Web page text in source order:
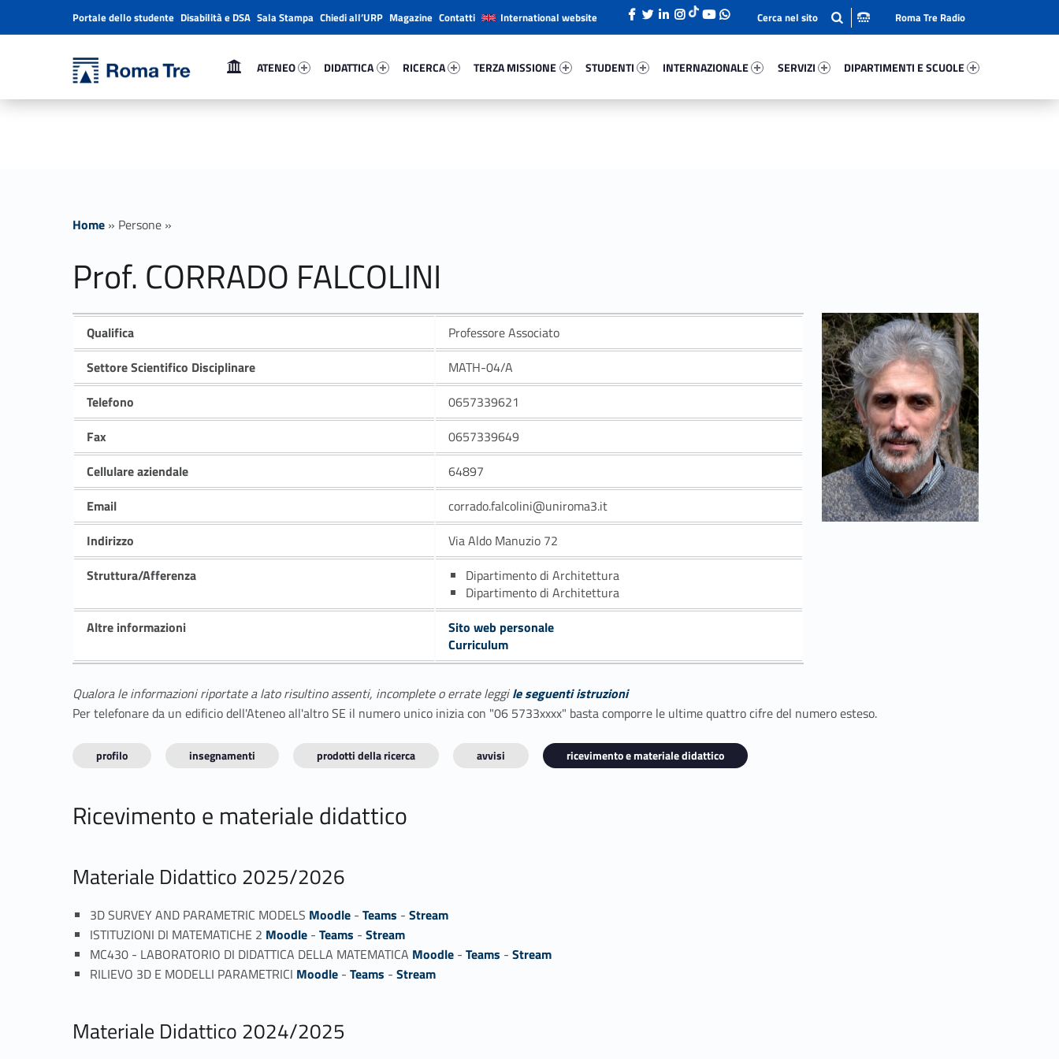
Prof. CORRADO FALCOLINI - Università Roma Tre
Primary Menu
ATENEO
DIDATTICA
RICERCA
TERZA MISSIONE
STUDENTI
INTERNAZIONALE
SERVIZI
DIPARTIMENTI E SCUOLE
Header info sidebar
Portale dello studente Disabilità e DSA Sala Stampa Chiedi all’URP Magazine Contatti International website Roma Tre Radio
Home » Persone »
Prof. CORRADO FALCOLINI
Qualifica
Professore Associato
Settore Scientifico Disciplinare
MATH-04/A
Telefono
0657339621
Fax
0657339649
Cellulare aziendale
64897
Email
corrado.falcolini@uniroma3.it
Indirizzo
Via Aldo Manuzio 72
Struttura/Afferenza
Dipartimento di Architettura
Dipartimento di Architettura
Altre informazioni
Sito web personale
Curriculum
Qualora le informazioni riportate a lato risultino assenti, incomplete o errate leggile seguenti istruzioni
Per telefonare da un edificio dell'Ateneo all'altro SE il numero unico inizia con "06 5733xxxx" basta comporre le ultime quattro cifre del numero esteso.
profilo insegnamenti prodotti della ricerca avvisi ricevimento e materiale didattico
Ricevimento e materiale didattico
Materiale Didattico 2025/2026
3D SURVEY AND PARAMETRIC MODELS Moodle -Teams -Stream
ISTITUZIONI DI MATEMATICHE 2 Moodle -Teams -Stream
MC430 - LABORATORIO DI DIDATTICA DELLA MATEMATICA Moodle -Teams -Stream
RILIEVO 3D E MODELLI PARAMETRICI Moodle -Teams -Stream
Materiale Didattico 2024/2025